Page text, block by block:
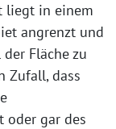
liegt in einem
angrenzt und
Fläche zu
Zufall, dass
oder gar des